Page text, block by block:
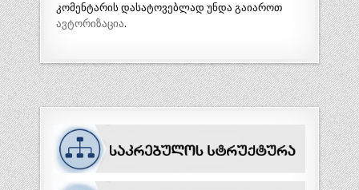
კომენტარის დასატოვებლად უნდა გაიაროთ
ავტორიზაცია.